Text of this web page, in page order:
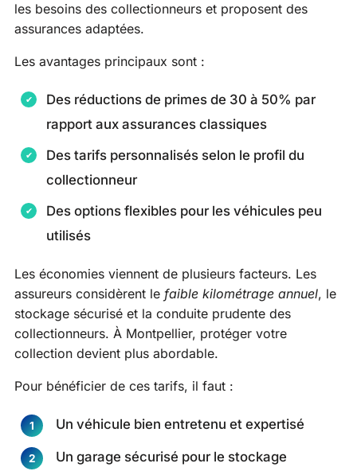
les besoins des collectionneurs et proposent des
assurances adaptées.
Les avantages principaux sont :
Des réductions de primes de 30 à 50% par
rapport aux assurances classiques
Des tarifs personnalisés selon le profil du
collectionneur
Des options flexibles pour les véhicules peu
utilisés
Les économies viennent de plusieurs facteurs. Les
assureurs considèrent le faible kilométrage annuel, le
stockage sécurisé et la conduite prudente des
collectionneurs. À Montpellier, protéger votre
collection devient plus abordable.
Pour bénéficier de ces tarifs, il faut :
Un véhicule bien entretenu et expertisé
Un garage sécurisé pour le stockage